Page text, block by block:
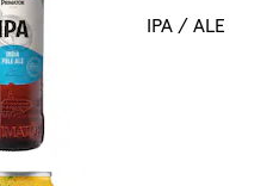
IPA / ALE